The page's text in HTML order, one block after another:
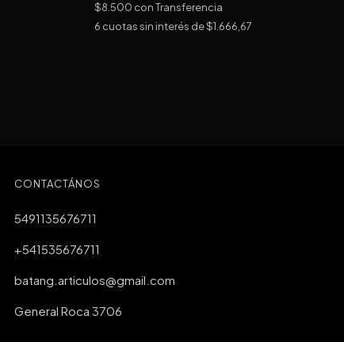
$8.500 con Transferencia
6 cuotas sin interés de$1.666,67
CONTACTÁNOS
5491135676711
+541535676711
batang.articulos@gmail.com
General Roca 3706